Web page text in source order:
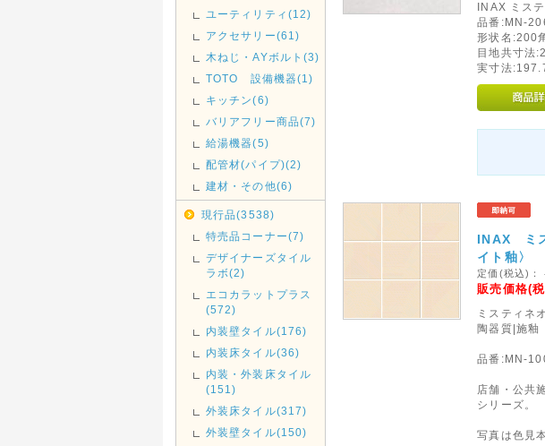
ユーティリティ(12)
アクセサリー(61)
木ねじ・AYボルト(3)
TOTO 設備機器(1)
キッチン(6)
バリアフリー商品(7)
給湯機器(5)
配管材(パイプ)(2)
建材・その他(6)
現行品(3538)
特売品コーナー(7)
デザイナーズタイル
ラボ(2)
エコカラットプラス
(572)
内装壁タイル(176)
内装床タイル(36)
内装・外装床タイル
(151)
外装床タイル(317)
外装壁タイル(150)
INAX ミス
品番:MN-
形状名:200
目地共寸法
実寸法
INAX ミ
イト釉〉
定価(税込)：
販売価格(
ミスティネ
陶器質|施釉
品番:MN-
店舗・公共
シリーズ。
写真は色見